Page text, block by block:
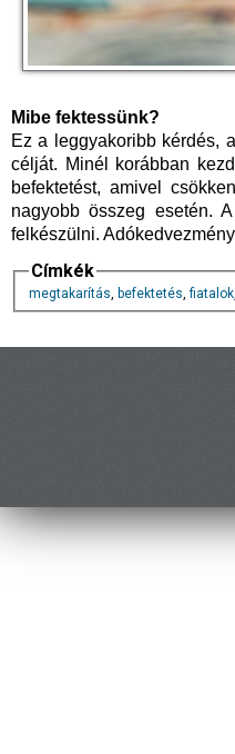
Mibe fektessünk?
Ez a leggyakoribb kérdés,
célját. Minél korábban
befektetést, amivel
nagyobb összeg esetén.
felkészülni.
Címkék
megtakarítás, befektetés,fiatalok,